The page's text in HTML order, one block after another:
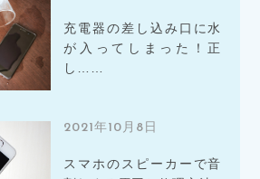
充電器の差し込み口に水
が入ってしまった！正
し……
2021年10月8日
スマホのスピーカーで音